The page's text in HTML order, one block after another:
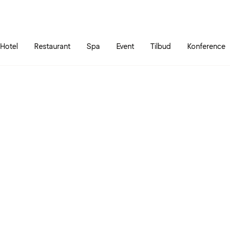
Hotel Restaurant Spa Event Tilbud Konference